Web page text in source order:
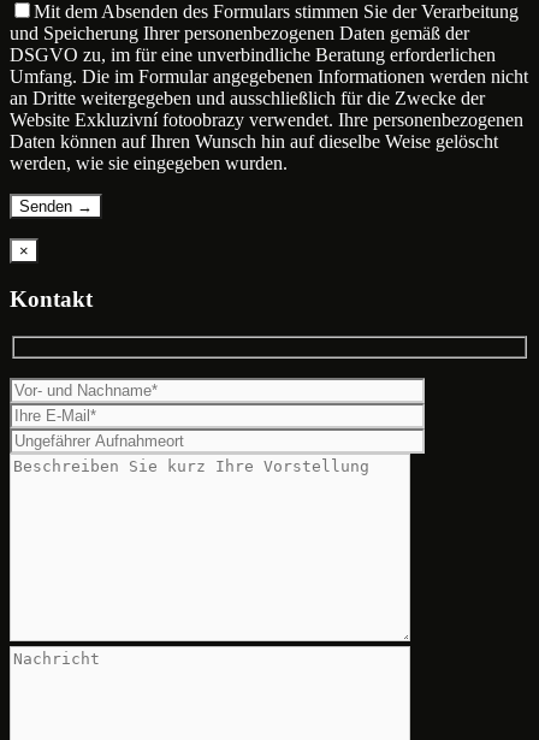
Mit dem Absenden des Formulars stimmen Sie der Verarbeitung
und Speicherung Ihrer personenbezogenen Daten gemäß der
DSGVO zu, im für eine unverbindliche Beratung erforderlichen
Umfang. Die im Formular angegebenen Informationen werden nicht
an Dritte weitergegeben und ausschließlich für die Zwecke der
Website Exkluzivní fotoobrazy verwendet. Ihre personenbezogenen
Daten können auf Ihren Wunsch hin auf dieselbe Weise gelöscht
werden, wie sie eingegeben wurden.
×
Kontakt